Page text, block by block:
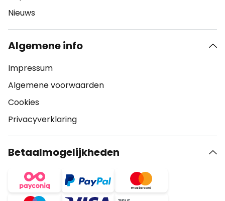
Nieuws
Algemene info
Impressum
Algemene voorwaarden
Cookies
Privacyverklaring
Betaalmogelijkheden